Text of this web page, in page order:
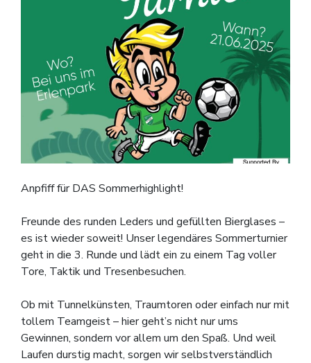
Anpfiff für DAS Sommerhighlight!
Freunde des runden Leders und gefüllten Bierglases –
es ist wieder soweit! Unser legendäres Sommerturnier
geht in die 3. Runde und lädt ein zu einem Tag voller
Tore, Taktik und Tresenbesuchen.
Ob mit Tunnelkünsten, Traumtoren oder einfach nur mit
tollem Teamgeist – hier geht’s nicht nur ums
Gewinnen, sondern vor allem um den Spaß. Und weil
Laufen durstig macht, sorgen wir selbstverständlich